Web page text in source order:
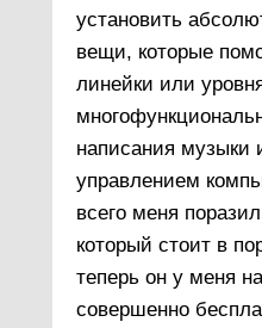
установить
вещи, которые
линейки или
написания музыки
управлением
всего меня
который стоит в
теперь он у меня
совершенно